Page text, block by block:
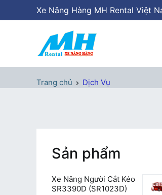
tới
Xe Nâng Hàng MH Rental Việt
Trang chủ Dịch Vụ
Sản phẩm
Xe Nâng Người Cắt Kéo
SR3390D (SR1023D)